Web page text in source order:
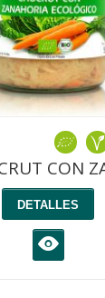
CON
DETALLES
K